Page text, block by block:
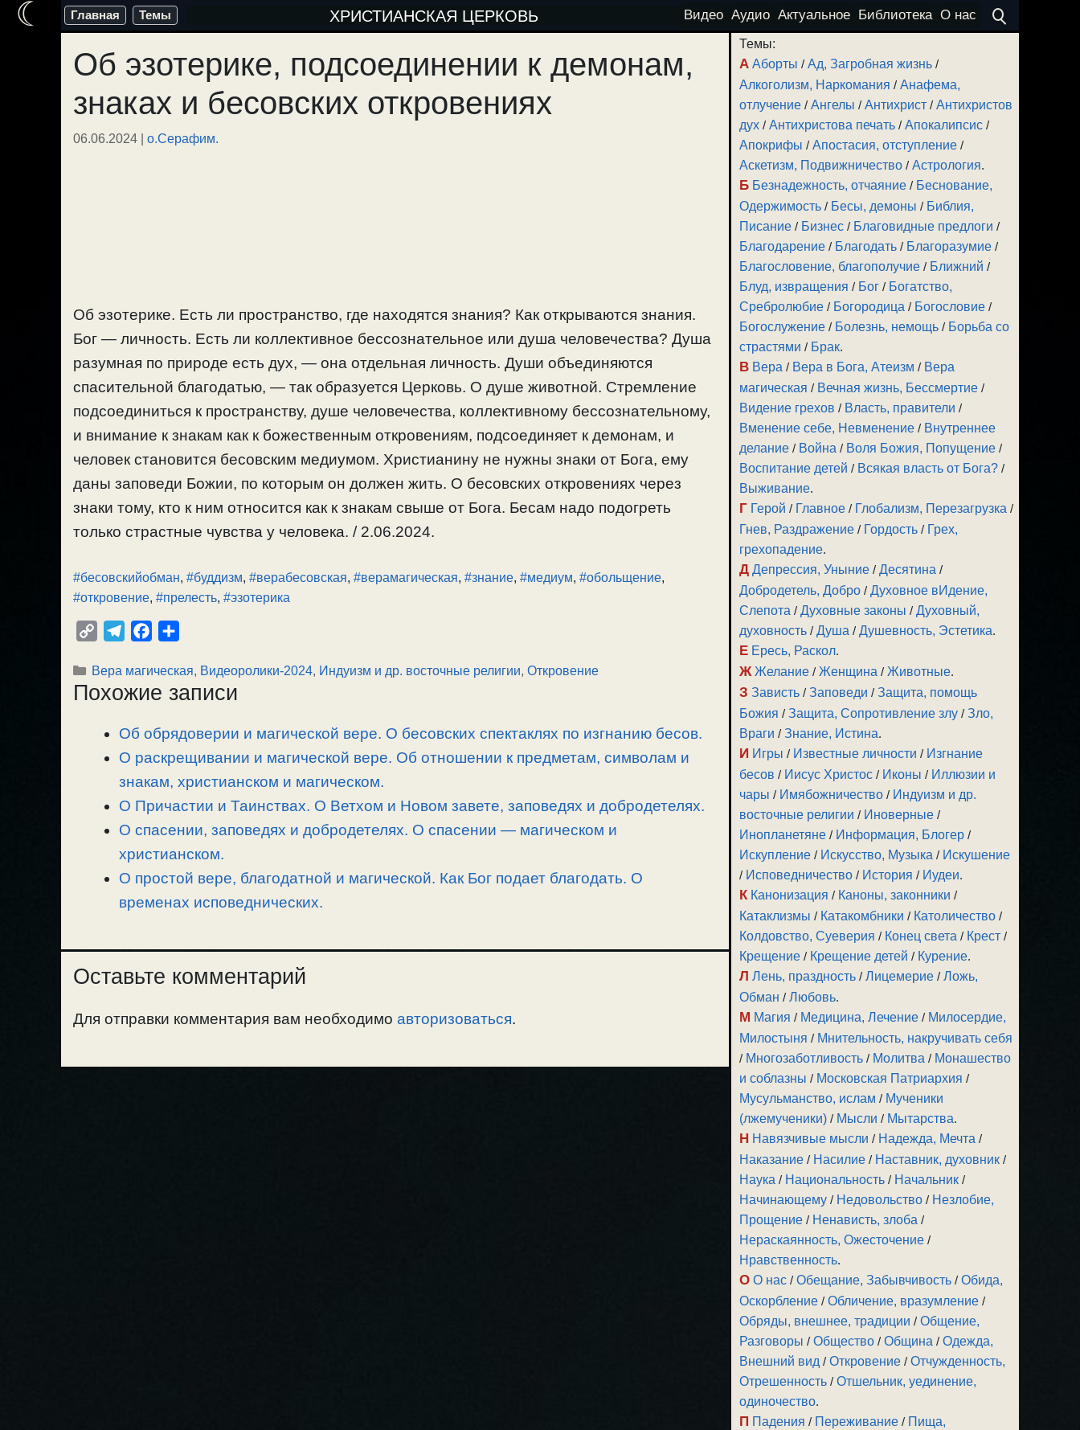
Перейти
содержимому
Главная Темы ХРИСТИАНСКАЯ ЦЕРКОВЬ Видео Аудио Актуальное Библиотека О нас
Об эзотерике, подсоединении к демонам,
знаках и бесовских откровениях
06.06.2024 | о.Серафим.
Об эзотерике. Есть ли пространство, где находятся знания? Как открываются знания.
Бог — личность. Есть ли коллективное бессознательное или душа человечества? Душа
разумная по природе есть дух, — она отдельная личность. Души объединяются
спасительной благодатью, — так образуется Церковь. О душе животной. Стремление
подсоединиться к пространству, душе человечества, коллективному бессознательному,
и внимание к знакам как к божественным откровениям, подсоединяет к демонам, и
человек становится бесовским медиумом. Христианину не нужны знаки от Бога, ему
даны заповеди Божии, по которым он должен жить. О бесовских откровениях через
знаки тому, кто к ним относится как к знакам свыше от Бога. Бесам надо подогреть
только страстные чувства у человека. / 2.06.2024.
#бесовскийобман, #буддизм, #верабесовская, #верамагическая, #знание, #медиум, #обольщение,
#откровение, #прелесть, #эзотерика
p
y
l
e
r
a
m
c
e
o
o
k
п
р
в
и
т
Рубрики
Вера магическая, Видеоролики-2024, Индуизм и др. восточные религии, Откровение
Похожие записи
Об обрядоверии и магической вере. О бесовских спектаклях по изгнанию бесов.
О раскрещивании и магической вере. Об отношении к предметам, символам и
знакам, христианском и магическом.
О Причастии и Таинствах. О Ветхом и Новом завете, заповедях и добродетелях.
О спасении, заповедях и добродетелях. О спасении — магическом и
христианском.
О простой вере, благодатной и магической. Как Бог подает благодать. О
временах исповеднических.
Оставьте комментарий
Для отправки комментария вам необходимо авторизоваться.
Темы:
А Аборты /Ад, Загробная жизнь /
Алкоголизм, Наркомания /Анафема,
отлучение /Ангелы /Антихрист /Антихристов
дух /Антихристова печать /Апокалипсис /
Апокрифы /Апостасия, отступление /
Аскетизм, Подвижничество /Астрология.
Б Безнадежность, отчаяние / Беснование,
Одержимость / Бесы, демоны / Библия,
Писание / Бизнес / Благовидные предлоги /
Благодарение / Благодать / Благоразумие /
Благословение, благополучие / Ближний /
Блуд, извращения / Бог / Богатство,
Сребролюбие / Богородица / Богословие /
Богослужение / Болезнь, немощь / Борьба со
страстями / Брак.
В Вера / Вера в Бога, Атеизм / Вера
магическая / Вечная жизнь, Бессмертие /
Видение грехов / Власть, правители /
Вменение себе, Невменение / Внутреннее
делание / Война / Воля Божия, Попущение /
Воспитание детей / Всякая власть от Бога? /
Выживание.
Г Герой / Главное / Глобализм, Перезагрузка /
Гнев, Раздражение / Гордость / Грех,
грехопадение.
Д Депрессия, Уныние /Десятина /
Добродетель, Добро /Духовное вИдение,
Слепота /Духовные законы /Духовный,
духовность /Душа /Душевность, Эстетика.
Е Ересь, Раскол.
Ж Желание /Женщина /Животные.
З Зависть /Заповеди /Защита, помощь
Божия /Защита, Сопротивление злу /Зло,
Враги /Знание, Истина.
И Игры / Известные личности / Изгнание
бесов / Иисус Христос / Иконы / Иллюзии и
чары / Имябожничество / Индуизм и др.
восточные религии / Иноверные /
Инопланетяне / Информация, Блогер /
Искупление / Искусство, Музыка / Искушение
/ Исповедничество / История / Иудеи.
К Канонизация / Каноны, законники /
Катаклизмы / Катакомбники / Католичество /
Колдовство, Суеверия / Конец света / Крест /
Крещение / Крещение детей / Курение.
Л Лень, праздность /Лицемерие /Ложь,
Обман /Любовь.
М Магия / Медицина, Лечение / Милосердие,
Милостыня / Мнительность, накручивать себя
/ Многозаботливость / Молитва / Монашество
и соблазны / Московская Патриархия /
Мусульманство, ислам / Мученики
(лжемученики) / Мысли / Мытарства.
Н Навязчивые мысли / Надежда, Мечта /
Наказание / Насилие / Наставник, духовник /
Наука / Национальность / Начальник /
Начинающему / Недовольство / Незлобие,
Прощение / Ненависть, злоба /
Нераскаянность, Ожесточение /
Нравственность.
О О нас /Обещание, Забывчивость /Обида,
Оскорбление /Обличение, вразумление /
Обряды, внешнее, традиции /Общение,
Разговоры /Общество /Община /Одежда,
Внешний вид /Откровение /Отчужденность,
Отрешенность /Отшельник, уединение,
одиночество.
П Падения / Переживание / Пища,
☾